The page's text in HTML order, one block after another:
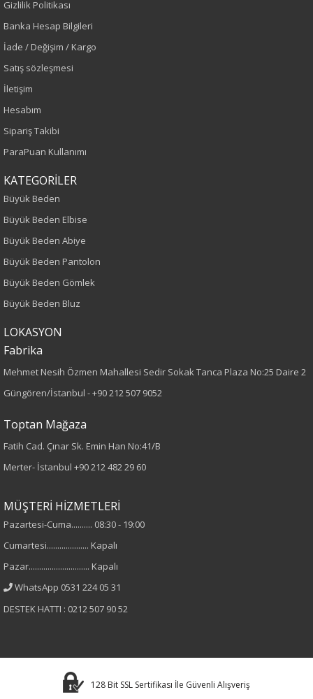
Sezon
İlkbahar-Yaz
Yaş Grubu
Kalıp
Büyük Beden
Boy
Kumaş Tipi
Desen
Düz
%80 Viskon
%20 Keten
Hakim Yaka
Kadın
Gizlilik Politikası
Banka Hesap Bilgileri
İade / Değişim / Kargo
Satış sözleşmesi
İletişim
Hesabım
Sipariş Takibi
ParaPuan Kullanımı
KATEGORİLER
Büyük Beden
Büyük Beden Elbise
Büyük Beden Abiye
Büyük Beden Pantolon
Büyük Beden Gömlek
Büyük Beden Bluz
LOKASYON
Fabrika
Mehmet Nesih Özmen Mahallesi Sedir Sokak Tanca Plaza No:25 Daire 2
Güngören/İstanbul -+90 212 507 9052
Toptan Mağaza
Fatih Cad. Çınar Sk. Emin Han No:41/B
Merter- İstanbul +90 212 482 29 60
MÜŞTERİ HİZMETLERİ
Pazartesi-Cuma.......... 08:30 - 19:00
Cumartesi.................... Kapalı
Pazar............................. Kapalı
WhatsApp 0531 224 05 31
DESTEK HATTI : 0212 507 90 52
128 Bit SSL Sertifikası İle Güvenli Alışveriş